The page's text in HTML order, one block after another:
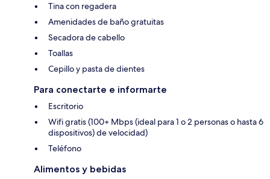
Tina con regadera
Amenidades de baño gratuitas
Secadora de cabello
Toallas
Cepillo y pasta de dientes
Para conectarte e informarte
Escritorio
Wifi gratis (100+ Mbps (ideal para 1 o 2 personas o hasta 6
dispositivos) de velocidad)
Teléfono
Alimentos y bebidas